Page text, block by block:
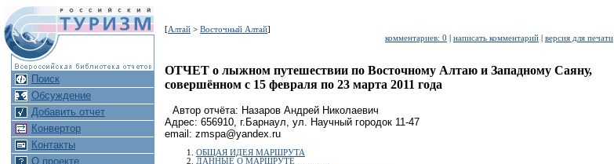
Поиск
Обсуждение
Добавить отчет
Конвертор
Контакты
О проекте
[Алтай > Восточный Алтай]
комментариев: 0
написать комментарий версия для печати
ОТЧЕТ о лыжном путешествии по Восточному Алтаю и Западному Саяну,
совершённом с 15 февраля по 23 марта 2011 года
Автор отчёта: Назаров Андрей Николаевич
Адрес: 656910, г.Барнаул, ул. Научный городок 11-47
email: zmspa@yandex.ru
ОБЩАЯ ИДЕЯ МАРШРУТА
ДАННЫЕ О МАРШРУТЕ